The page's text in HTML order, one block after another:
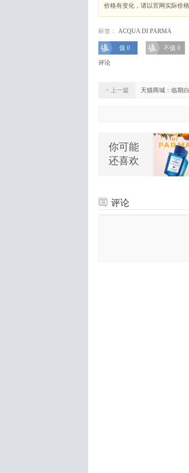
价格有变化，请以官网实际价
标签： ACQUA DI PARMA
值 0 不值 0
评论
< 上一篇 天猫商城：临期
你可能
还喜欢
评论